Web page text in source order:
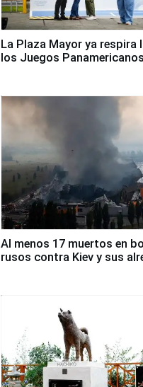
La Plaza Mayor ya respira
los Juegos
Al menos 17 muertos en
rusos contra Kiev y sus